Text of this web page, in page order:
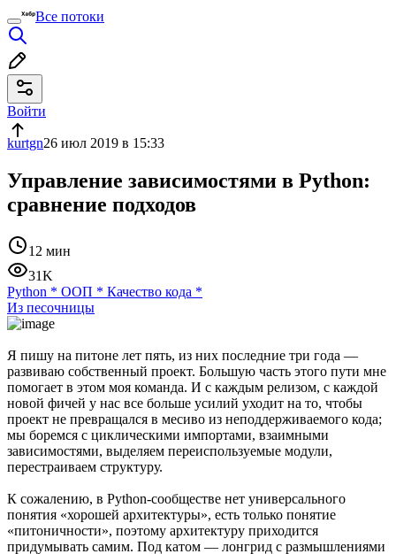
Все потоки
Войти
kurtgn26 июл 2019 в 15:33
Управление зависимостями в Python:
сравнение подходов
12 мин
31K
Python * ООП * Качество кода *
Из песочницы
Я пишу на питоне лет пять, из них последние три года —
развиваю собственный проект. Большую часть этого пути мне
помогает в этом моя команда. И с каждым релизом, с каждой
новой фичей у нас все больше усилий уходит на то, чтобы
проект не превращался в месиво из неподдерживаемого кода;
мы боремся с циклическими импортами, взаимными
зависимостями, выделяем переиспользуемые модули,
перестраиваем структуру.
К сожалению, в Python-сообществе нет универсального
понятия «хорошей архитектуры», есть только понятие
«питоничности», поэтому архитектуру приходится
придумывать самим. Под катом — лонгрид с размышлениями